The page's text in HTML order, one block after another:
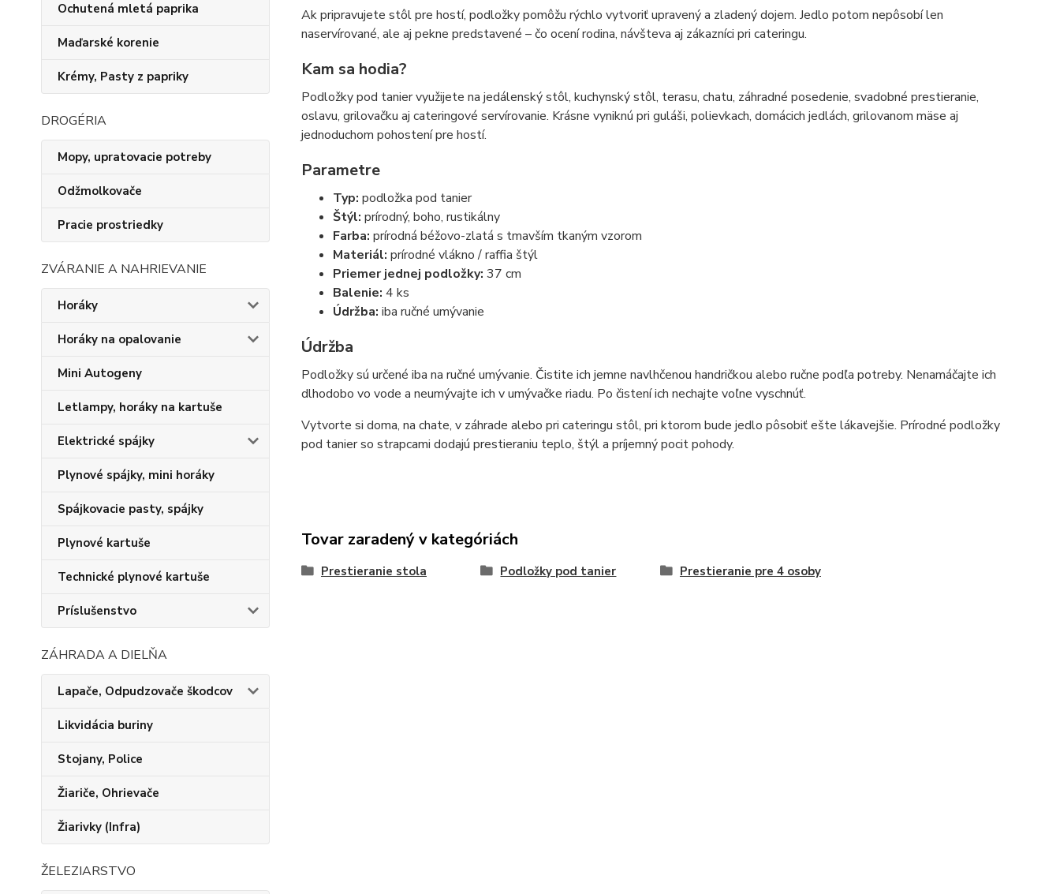
Ochutená mletá paprika
Maďarské korenie
Krémy, Pasty z papriky
DROGÉRIA
Mopy, upratovacie potreby
Odžmolkovače
Pracie prostriedky
ZVÁRANIE A NAHRIEVANIE
Horáky
Horáky na opalovanie
Mini Autogeny
Letlampy, horáky na kartuše
Elektrické spájky
Plynové spájky, mini horáky
Spájkovacie pasty, spájky
Plynové kartuše
Technické plynové kartuše
Príslušenstvo
ZÁHRADA A DIELŇA
Lapače, Odpudzovače škodcov
Likvidácia buriny
Stojany, Police
Žiariče, Ohrievače
Žiarivky (Infra)
ŽELEZIARSTVO
Ak pripravujete stôl pre hostí, podložky pomôžu rýchlo vytvoriť upravený a zladený dojem. Jedlo potom nepôsobí len
naservírované, ale aj pekne predstavené – čo ocení rodina, návšteva aj zákazníci pri cateringu.
Kam sa hodia?
Podložky pod tanier využijete na jedálenský stôl, kuchynský stôl, terasu, chatu, záhradné posedenie, svadobné prestieranie,
oslavu, grilovačku aj cateringové servírovanie. Krásne vyniknú pri guláši, polievkach, domácich jedlách, grilovanom mäse aj
jednoduchom pohostení pre hostí.
Parametre
Typ: podložka pod tanier
Štýl: prírodný, boho, rustikálny
Farba: prírodná béžovo-zlatá s tmavším tkaným vzorom
Materiál: prírodné vlákno / raffia štýl
Priemer jednej podložky: 37 cm
Balenie: 4 ks
Údržba: iba ručné umývanie
Údržba
Podložky sú určené iba na ručné umývanie. Čistite ich jemne navlhčenou handričkou alebo ručne podľa potreby. Nenamáčajte ich
dlhodobo vo vode a neumývajte ich v umývačke riadu. Po čistení ich nechajte voľne vyschnúť.
Vytvorte si doma, na chate, v záhrade alebo pri cateringu stôl, pri ktorom bude jedlo pôsobiť ešte lákavejšie. Prírodné podložky
pod tanier so strapcami dodajú prestieraniu teplo, štýl a príjemný pocit pohody.
Tovar zaradený v kategóriách
Prestieranie stola Podložky pod tanier Prestieranie pre 4 osoby